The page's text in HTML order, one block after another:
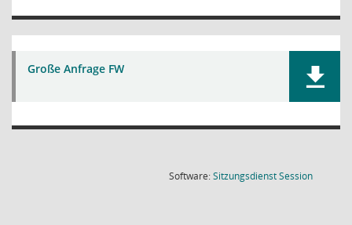
Große Anfrage FW
Software:SitzungsdienstSession(Wird in